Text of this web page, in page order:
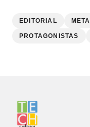
EDITORIAL META
PROTAGONISTAS